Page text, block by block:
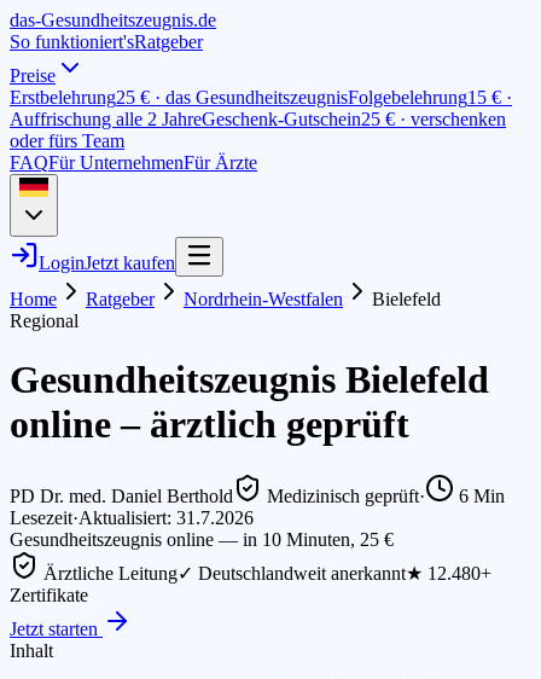
das-Gesundheitszeugnis.de
So funktioniert'sRatgeber
Preise
Erstbelehrung25 € · das GesundheitszeugnisFolgebelehrung15 € ·
Auffrischung alle 2 JahreGeschenk-Gutschein25 € · verschenken
oder fürs Team
FAQFür UnternehmenFür Ärzte
LoginJetzt kaufen
Home
Ratgeber Nordrhein-Westfalen
Bielefeld
Regional
Gesundheitszeugnis Bielefeld
online – ärztlich geprüft
PD Dr. med. Daniel Berthold Medizinisch geprüft· 6 Min
Lesezeit·Aktualisiert: 31.7.2026
Gesundheitszeugnis online — in 10 Minuten, 25 €
Ärztliche Leitung✓ Deutschlandweit anerkannt★ 12.480+
Zertifikate
Jetzt starten
Inhalt